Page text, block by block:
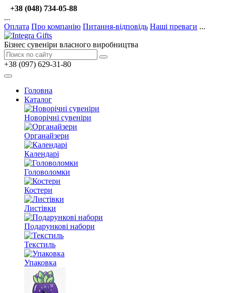
+38 (048) 734-05-88
...
Оплата Про компанію Питання-відповідь Наші преваги ...
Бізнес сувеніри власного виробництва
+38 (097) 629-31-80
Головна
Каталог
Новорічні сувеніри
Органайзери
Календарі
Головоломки
Костери
Листівки
Подарункові набори
Текстиль
Упаковка